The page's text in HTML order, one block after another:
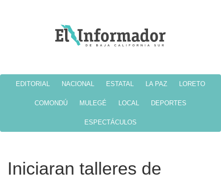
EDITORIAL NACIONAL ESTATAL LA PAZ LORETO
COMONDÚ MULEGÉ LOCAL DEPORTES
ESPECTÁCULOS
Iniciaran talleres de